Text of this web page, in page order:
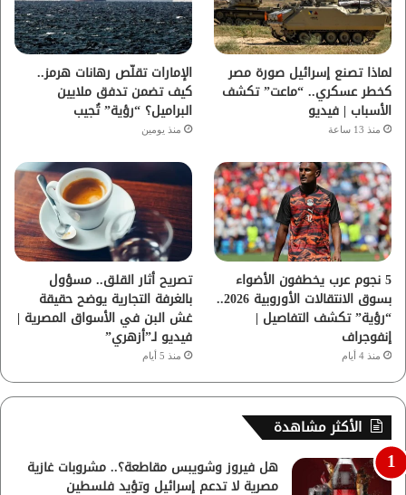
ك
ب
ر
ا
م
لماذا تصنع إسرائيل صورة مصر
كخطر عسكري.. “ماعت” تكشف
الأسباب | فيديو
منذ 13 ساعة
الإمارات تقلّص رهانات هرمز..
كيف تضمن تدفق ملايين
البراميل؟ “رؤية” تُجيب
منذ يومين
5 نجوم عرب يخطفون الأضواء
بسوق الانتقالات الأوروبية 2026..
“رؤية” تكشف التفاصيل |
إنفوجراف
منذ 4 أيام
تصريح أثار القلق.. مسؤول
بالغرفة التجارية يوضح حقيقة
غش البن في الأسواق المصرية |
فيديو لـ”أزهري”
منذ 5 أيام
الأكثر مشاهدة
هل فيروز وشويبس مقاطعة؟.. مشروبات غازية
مصرية لا تدعم إسرائيل وتؤيد فلسطين